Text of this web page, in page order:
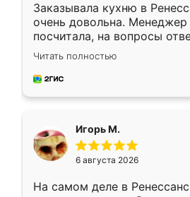
Заказывала кухню в
очень довольна.
посчитала, на вопросы
Замерщик приехал в
делу со всей
за день, ребята работали
Читать полностью
Игорь М.
6 августа 2026
На самом деле в